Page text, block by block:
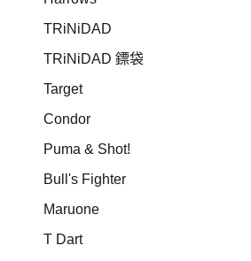
TRiNiDAD
TRiNiDAD 鏢袋
Target
Condor
Puma & Shot!
Bull's Fighter
Maruone
T Dart